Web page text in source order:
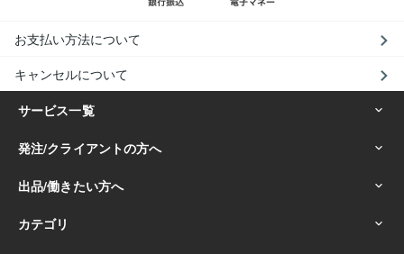
お支払い方法について
キャンセルについて